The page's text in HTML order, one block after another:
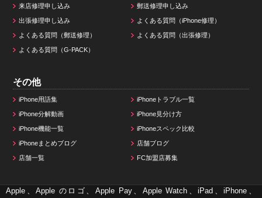
来店修理申し込み 郵送修理申し込み
出張修理申し込み よくある質問（iPhone修理）
よくある質問（郵送修理） よくある質問（出張修理）
よくある質問（G-PACK）
その他
iPhone用語集 iPhoneトラブル一覧
iPhone分解動画 iPhone見分け方
iPhone機能一覧 iPhoneスペック比較
iPhoneまとめブログ 店舗ブログ
店舗一覧 FC加盟店募集
Apple、Apple のロゴ、Apple Pay、Apple Watch、iPad、iPhone、